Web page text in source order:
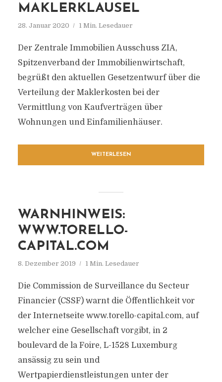
MAKLERKLAUSEL
28. Januar 2020 1 Min. Lesedauer
Der Zentrale Immobilien Ausschuss ZIA,
Spitzenverband der Immobilienwirtschaft,
begrüßt den aktuellen Gesetzentwurf über die
Verteilung der Maklerkosten bei der
Vermittlung von Kaufverträgen über
Wohnungen und Einfamilienhäuser.
WEITERLESEN
WARNHINWEIS:
WWW.TORELLO-
CAPITAL.COM
8. Dezember 2019 1 Min. Lesedauer
Die Commission de Surveillance du Secteur
Financier (CSSF) warnt die Öffentlichkeit vor
der Internetseite www.torello-capital.com, auf
welcher eine Gesellschaft vorgibt, in 2
boulevard de la Foire, L-1528 Luxemburg
ansässig zu sein und
Wertpapierdienstleistungen unter der